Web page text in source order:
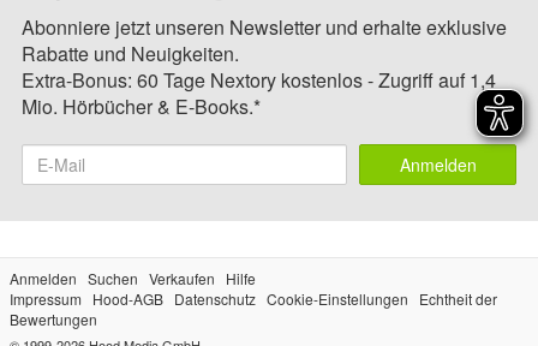
Abonniere jetzt unseren Newsletter und erhalte exklusive
Rabatte und Neuigkeiten.
Extra-Bonus: 60 Tage Nextory kostenlos - Zugriff auf 1,4
Mio. Hörbücher & E-Books.*
Anmelden
Anmelden Suchen Verkaufen
Hilfe
Impressum
Hood-AGB Datenschutz Cookie-Einstellungen
Echtheit der
Bewertungen